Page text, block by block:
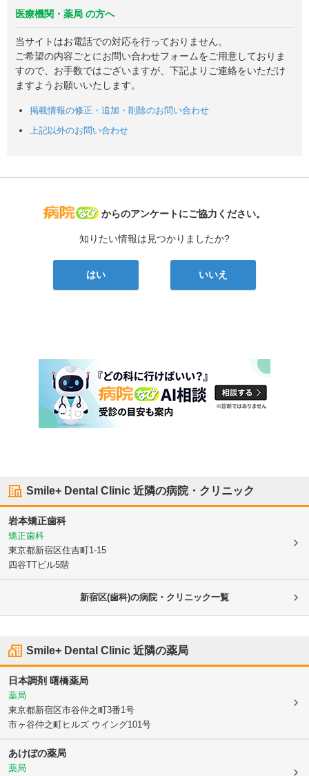
医療機関・薬局 の方へ
当サイトはお電話での対応を行っておりません。
ご希望の内容ごとにお問い合わせフォームをご用意しておりま
すので、お手数ではございますが、下記よりご連絡をいただけ
ますようお願いいたします。
掲載情報の修正・追加・削除のお問い合わせ
上記以外のお問い合わせ
病院なび
からのアンケートにご協力ください。
知りたい情報は見つかりましたか?
はい いいえ
Smile+ Dental Clinic 近隣の病院・クリニック
岩本矯正歯科
矯正歯科
東京都新宿区住吉町1-15
四谷TTビル5階
新宿区(歯科)の病院・クリニック一覧
Smile+ Dental Clinic 近隣の薬局
日本調剤 曙橋薬局
薬局
東京都新宿区市谷仲之町3番1号
市ヶ谷仲之町ヒルズ ウイング101号
あけぼの薬局
薬局